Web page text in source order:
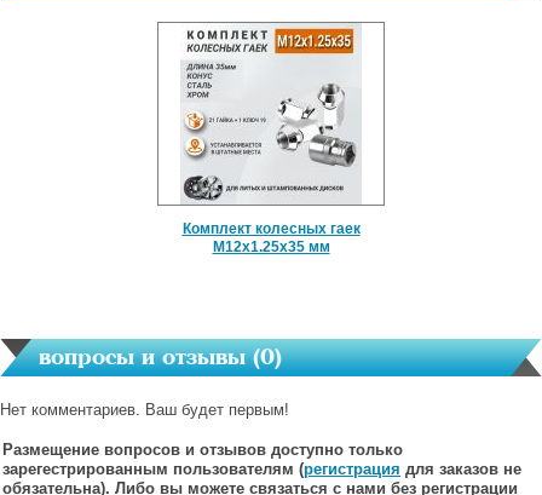
Комплект колесных гаек
M12x1.25x35 мм
вопросы и отзывы (0)
Нет комментариев. Ваш будет первым!
Размещение вопросов и отзывов доступно только
зарегестрированным пользователям (регистрация для заказов не
обязательна). Либо вы можете связаться с нами без регистрации